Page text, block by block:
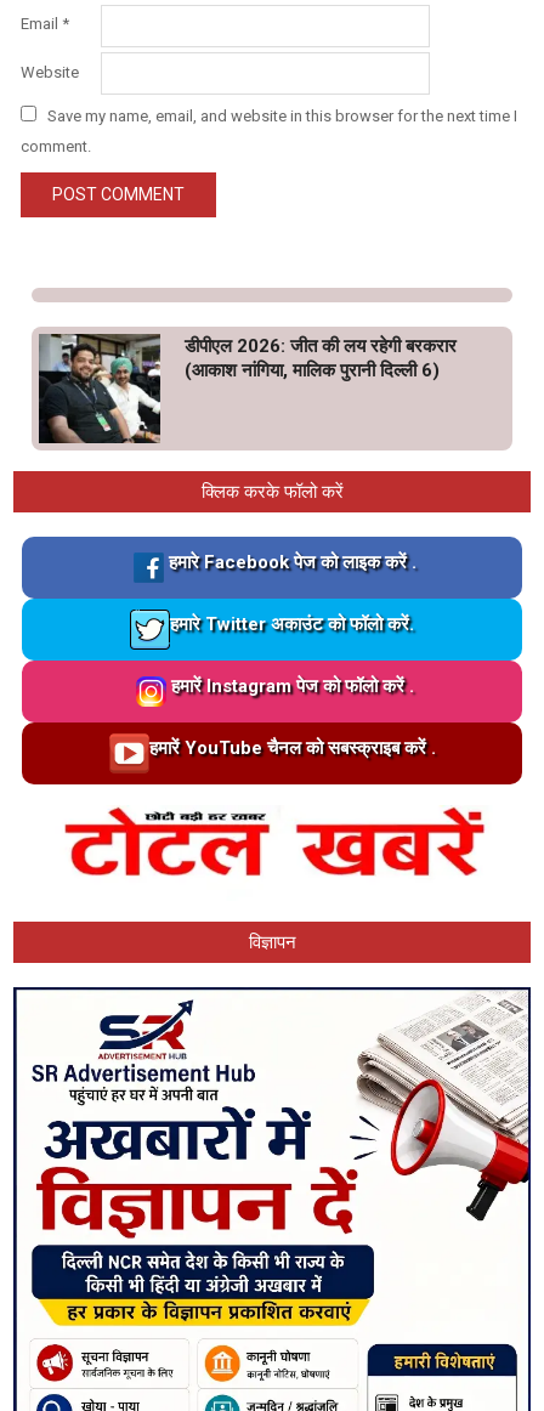
Email *
Website
Save my name, email, and website in this browser for the next time I
comment.
डीपीएल 2026: जीत की लय रहेगी बरकरार
(आकाश नांगिया, मालिक पुरानी दिल्ली 6)
क्लिक करके फॉलो करें
Loading…
हमारे Facebook पेज को लाइक करें .
Loading…
हमारे Twitter अकाउंट को फॉलो करें.
Loading…
हमारें Instagram पेज को फॉलो करें .
Loading…हमारें YouTube चैनल को सबस्क्राइब करें .
विज्ञापन